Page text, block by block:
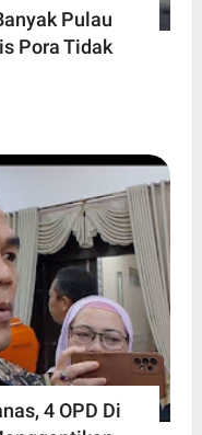
Pulau
Pora Tidak
4 OPD Di